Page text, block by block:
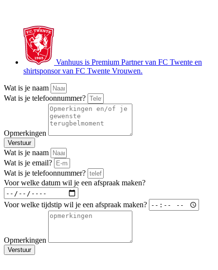
Vanhuus is Premium Partner van FC Twente en
shirtsponsor van FC Twente Vrouwen.
Wat is je naam
Wat is je telefoonnummer?
Opmerkingen
Verstuur
Wat is je naam
Wat is je email?
Wat is je telefoonnummer?
Voor welke datum wil je een afspraak maken?
Voor welke tijdstip wil je een afspraak maken?
Opmerkingen
Verstuur